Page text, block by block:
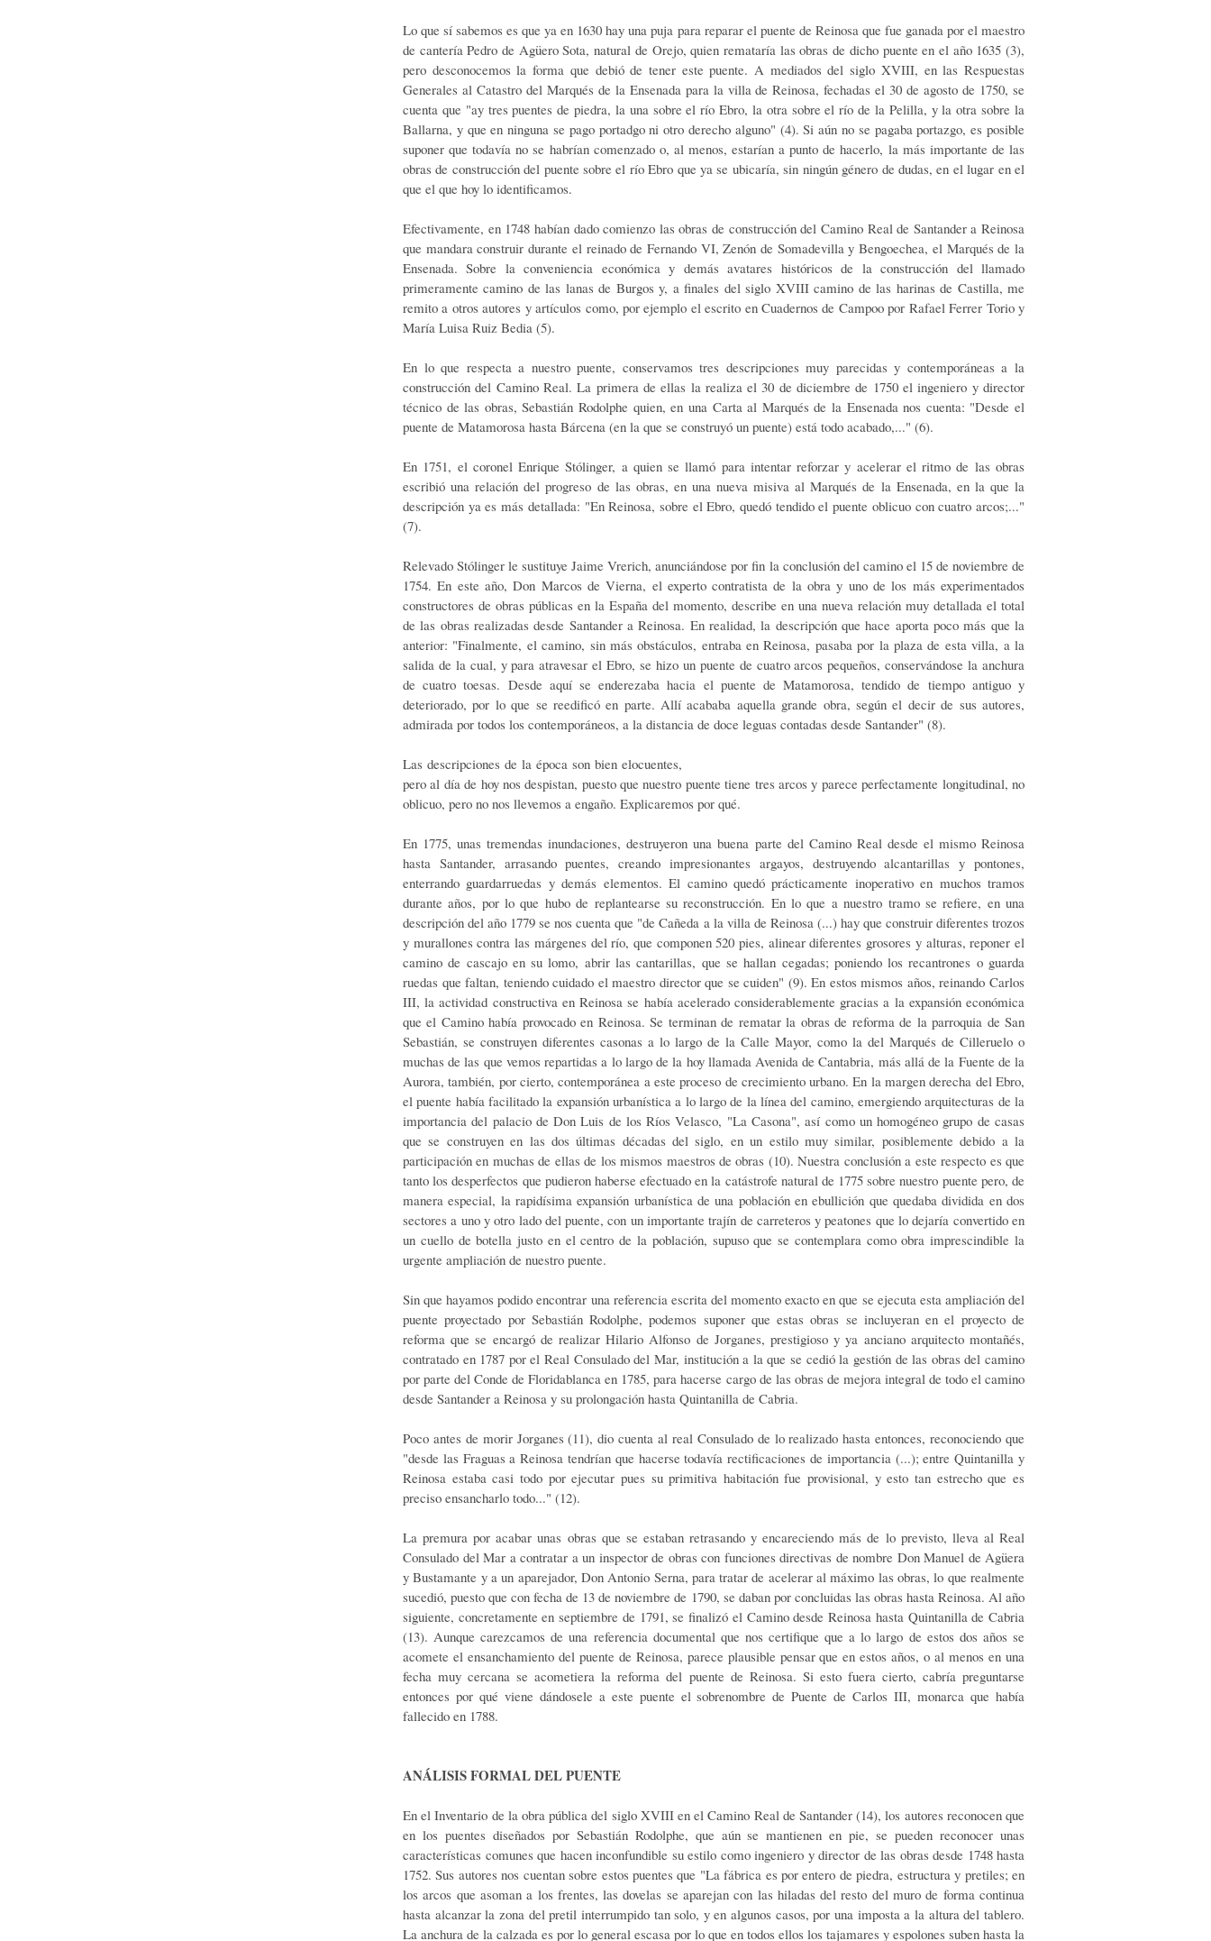
Lo que sí sabemos es que ya en 1630 hay una puja para re­parar el puente de Reinosa que fue ganada por el maestro
de cantería Pedro de Agüero Sota, natural de Orejo, quien remata­ría las obras de dicho puente en el año 1635 (3),
pero descono­cemos la forma que debió de tener este puente. A mediados del siglo XVIII, en las Respuestas
Generales al Catastro del Marqués de la Ensenada para la villa de Reinosa, fechadas el 30 de agos­to de 1750, se
cuenta que "ay tres puentes de piedra, la una so­bre el río Ebro, la otra sobre el río de la Pelilla, y la otra sobre la
Ballarna, y que en ninguna se pago portadgo ni otro derecho al­guno" (4). Si aún no se pagaba portazgo, es posible
suponer que todavía no se habrían comenzado o, al menos, estarían a punto de hacerlo, la más importante de las
obras de construcción del puente sobre el río Ebro que ya se ubicaría, sin ningún género de dudas, en el lugar en el
que el que hoy lo identificamos.
Efectivamente, en 1748 habían dado comienzo las obras de construcción del Camino Real de Santander a Reinosa
que man­dara construir durante el reinado de Fernando VI, Zenón de Somadevilla y Bengoechea, el Marqués de la
Ensenada. Sobre la conveniencia económica y demás avatares históricos de la cons­trucción del llamado
primeramente camino de las lanas de Bur­gos y, a finales del siglo XVIII camino de las harinas de Castilla, me
remito a otros autores y artículos como, por ejemplo el es­crito en Cuadernos de Campoo por Rafael Ferrer Torio y
María Luisa Ruiz Bedia (5).
En lo que respecta a nuestro puente, conservamos tres des­cripciones muy parecidas y contemporáneas a la
construcción del Camino Real. La primera de ellas la realiza el 30 de diciem­bre de 1750 el ingeniero y director
técnico de las obras, Sebas­tián Rodolphe quien, en una Carta al Marqués de la Ensenada nos cuenta: "Desde el
puente de Matamorosa hasta Bárcena (en la que se construyó un puente) está todo acabado,..." (6).
En 1751, el coronel Enrique Stólinger, a quien se llamó para intentar reforzar y acelerar el ritmo de las obras
escribió una re­lación del progreso de las obras, en una nueva misiva al Mar­qués de la Ensenada, en la que la
descripción ya es más detalla­da: "En Reinosa, sobre el Ebro, quedó tendido el puente oblicuo con cuatro arcos;..."
(7).
Relevado Stólinger le sustituye Jaime Vrerich, anunciándose por fin la conclusión del camino el 15 de noviembre de
1754. En este año, Don Marcos de Vierna, el experto contratista de la obra y uno de los más experimentados
constructores de obras públi­cas en la España del momento, describe en una nueva relación muy detallada el total
de las obras realizadas desde Santander a Reinosa. En realidad, la descripción que hace aporta poco más que la
anterior: "Finalmente, el camino, sin más obstáculos, en­traba en Reinosa, pasaba por la plaza de esta villa, a la
salida de la cual, y para atravesar el Ebro, se hizo un puente de cuatro ar­cos pequeños, conservándose la anchura
de cuatro toesas. Des­de aquí se enderezaba hacia el puente de Matamorosa, tendido de tiempo antiguo y
deteriorado, por lo que se reedificó en par­te. Allí acababa aquella grande obra, según el decir de sus auto­res,
admirada por todos los contemporáneos, a la distancia de doce leguas contadas desde Santander" (8).
Las descripciones de la época son bien elocuentes,
pero al día de hoy nos despistan, puesto que nuestro puente tiene tres arcos y parece perfectamente longitudinal, no
oblicuo, pero no nos llevemos a engaño. Explicaremos por qué.
En 1775, unas tremendas inundaciones, destruyeron una buena parte del Camino Real desde el mismo Reinosa
hasta Santander, arrasando puentes, creando impresionantes argayos, destruyendo alcantarillas y pontones,
enterrando guardarrue­das y demás elementos. El camino quedó prácticamente inoperativo en muchos tramos
durante años, por lo que hubo de replantearse su reconstrucción. En lo que a nuestro tramo se refiere, en una
descripción del año 1779 se nos cuenta que "de Cañeda a la villa de Reinosa (...) hay que construir diferentes trozos
y murallones contra las márgenes del río, que compo­nen 520 pies, alinear diferentes grosores y alturas, reponer el
camino de cascajo en su lomo, abrir las cantarillas, que se ha­llan cegadas; poniendo los recantrones o guarda
ruedas que faltan, teniendo cuidado el maestro director que se cuiden" (9). En estos mismos años, reinando Carlos
III, la actividad cons­tructiva en Reinosa se había acelerado considerablemente gra­cias a la expansión económica
que el Camino había provoca­do en Reinosa. Se terminan de rematar la obras de reforma de la parroquia de San
Sebastián, se construyen diferentes caso­nas a lo largo de la Calle Mayor, como la del Marqués de Cilleruelo o
muchas de las que vemos repartidas a lo largo de la hoy llamada Avenida de Cantabria, más allá de la Fuente de la
Au­rora, también, por cierto, contemporánea a este proceso de crecimiento urbano. En la margen derecha del Ebro,
el puente había facilitado la expansión urbanística a lo largo de la línea del camino, emergiendo arquitecturas de la
importancia del pa­lacio de Don Luis de los Ríos Velasco, "La Casona", así como un homogéneo grupo de casas
que se construyen en las dos últimas décadas del siglo, en un estilo muy similar, posible­mente debido a la
participación en muchas de ellas de los mis­mos maestros de obras (10). Nuestra conclusión a este respec­to es que
tanto los desperfectos que pudieron haberse efec­tuado en la catástrofe natural de 1775 sobre nuestro puente pe­ro, de
manera especial, la rapidísima expansión urbanística de una población en ebullición que quedaba dividida en dos
sec­tores a uno y otro lado del puente, con un importante trajín de carreteros y peatones que lo dejaría convertido en
un cuello de botella justo en el centro de la población, supuso que se con­templara como obra imprescindible la
urgente ampliación de nuestro puente.
Sin que hayamos podido encontrar una referencia escrita del momento exacto en que se ejecuta esta ampliación del
puente proyectado por Sebastián Rodolphe, podemos suponer que estas obras se incluyeran en el proyecto de
reforma que se encargó de realizar Hilario Alfonso de Jorganes, prestigioso y ya anciano arquitecto montañés,
contratado en 1787 por el Re­al Consulado del Mar, institución a la que se cedió la gestión de las obras del camino
por parte del Conde de Floridablanca en 1785, para hacerse cargo de las obras de mejora integral de todo el camino
desde Santander a Reinosa y su prolongación hasta Quintanilla de Cabria.
Poco antes de morir Jorganes (11), dio cuenta al real Con­sulado de lo realizado hasta entonces, reconociendo que
"des­de las Fraguas a Reinosa tendrían que hacerse todavía rectifi­caciones de importancia (...); entre Quintanilla y
Reinosa esta­ba casi todo por ejecutar pues su primitiva habitación fue pro­visional, y esto tan estrecho que es
preciso ensancharlo to­do..." (12).
La premura por acabar unas obras que se estaban retrasan­do y encareciendo más de lo previsto, lleva al Real
Consulado del Mar a contratar a un inspector de obras con funciones di­rectivas de nombre Don Manuel de Agüera
y Bustamante y a un aparejador, Don Antonio Serna, para tratar de acelerar al máximo las obras, lo que realmente
sucedió, puesto que con fecha de 13 de noviembre de 1790, se daban por concluidas las obras hasta Reinosa. Al año
siguiente, concretamente en sep­tiembre de 1791, se finalizó el Camino desde Reinosa hasta Quintanilla de Cabria
(13). Aunque carezcamos de una refe­rencia documental que nos certifique que a lo largo de estos dos años se
acomete el ensanchamiento del puente de Reinosa, parece plausible pensar que en estos años, o al menos en una
fecha muy cercana se acometiera la reforma del puente de Reinosa. Si esto fuera cierto, cabría preguntarse
entonces por qué viene dándosele a este puente el sobrenombre de Puente de Carlos III, monarca que había
fallecido en 1788.
ANÁLISISFORMAL DEL PUENTE
En el Inventario de la obra pública del siglo XVIII en el Camino Real de Santander (14), los autores reconocen que
en los puentes diseñados por Se­bastián Rodolphe, que aún se mantienen en pie, se pueden re­conocer unas
características comunes que hacen inconfundible su estilo como ingeniero y director de las obras desde 1748 has­ta
1752. Sus autores nos cuentan sobre estos puentes que "La fá­brica es por entero de piedra, estructura y pretiles; en
los arcos que asoman a los frentes, las dovelas se aparejan con las hiladas del resto del muro de forma continua
hasta alcanzar la zona del pretil interrumpido tan solo, y en algunos casos, por una impos­ta a la altura del tablero.
La anchura de la calzada es por lo ge­neral escasa por lo que en todos ellos los tajamares y espolones suben hasta la